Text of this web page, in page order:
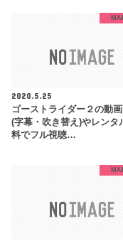
2020.5.25
ゴーストライダー２の動
(字幕・吹き替え)やレンタ
料でフル視聴…